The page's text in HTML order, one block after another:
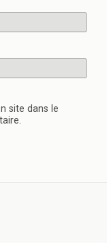
site dans le